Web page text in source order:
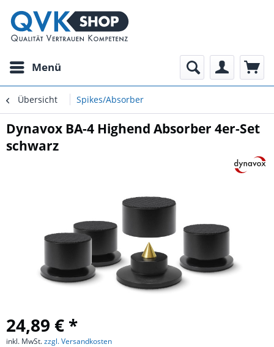
Menü
Übersicht Spikes/Absorber
Dynavox BA-4 Highend Absorber 4er-Set
schwarz
24,89 € *
inkl. MwSt.zzgl. Versandkosten